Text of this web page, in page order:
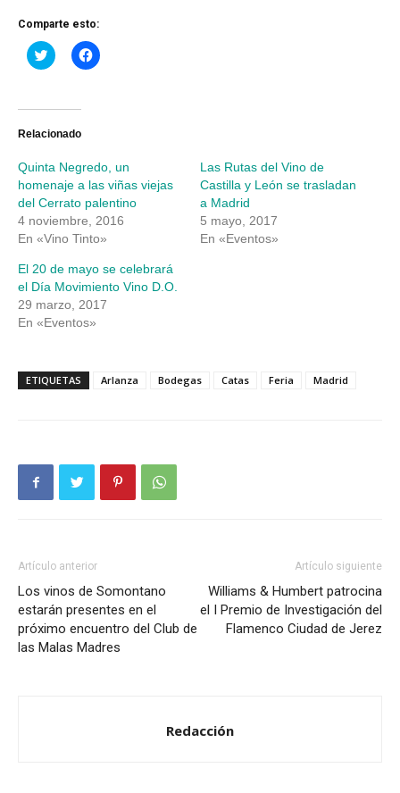
Comparte esto:
Haz
clic
Twitter
abre
ventana
nueva)
Haz
clic
ventana
nueva)
Relacionado
Quinta Negredo, un
homenaje a las viñas viejas
del Cerrato palentino
4 noviembre, 2016
En «Vino Tinto»
Las Rutas del Vino de
Castilla y León se trasladan
a Madrid
5 mayo, 2017
En «Eventos»
El 20 de mayo se celebrará
el Día Movimiento Vino D.O.
29 marzo, 2017
En «Eventos»
ETIQUETAS Arlanza Bodegas Catas Feria Madrid
Artículo anterior
Los vinos de Somontano
estarán presentes en el
próximo encuentro del Club de
las Malas Madres
Artículo siguiente
Williams & Humbert patrocina
el I Premio de Investigación del
Flamenco Ciudad de Jerez
Redacción